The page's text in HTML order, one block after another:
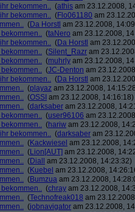
bekommen.. (athis am 23.12.2008,
bekommen.. (Flo061180 am
(Da Horstl am 23.12.2008,
(taNero am 23.12.2008,
bekommen.. (Da Horstl am
(Silent_Razr am
(muhrly am 23.12.2008,
(JC-Denton am
bekommen.. (Da Horstl am
(playaz am 23.12.2008,
(OSSI am 23.12.2008, 14:16:18)
(darksaber am 23.12.2008,
(user96106 am
(hariw am 23.12.2008,
bekommen.. (darksaber am
(Kackwiesel am 23.12.2008,
(Lion[AUT] am 23.12.2008,
(Diall
am 23.12.2008, 14:23:32)
(Kuebel am 23.12.2008,
(Bumzua am 23.12.2008,
(chray am 23.12.2008,
(Technofreak018 am
(jobnavigator am 23.12.2008,